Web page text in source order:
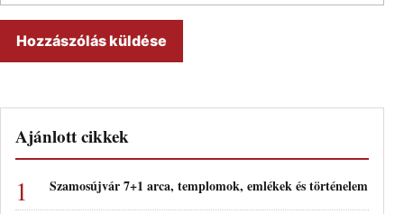
Ajánlott cikkek
Szamosújvár 7+1 arca, templomok, emlékek és történelem